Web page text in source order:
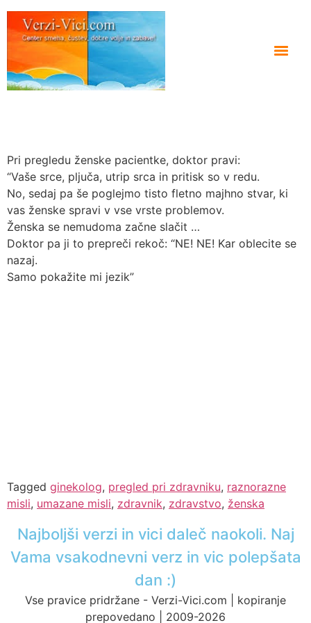
Pri pregledu ženske pacientke, doktor pravi:
“Vaše srce, pljuča, utrip srca in pritisk so v redu.
No, sedaj pa še poglejmo tisto fletno majhno stvar, ki
vas ženske spravi v vse vrste problemov.
Ženska se nemudoma začne slačit …
Doktor pa ji to prepreči rekoč: “NE! NE! Kar oblecite se
nazaj.
Samo pokažite mi jezik”
Tagged ginekolog, pregled pri zdravniku, raznorazne
misli, umazane misli, zdravnik, zdravstvo, ženska
Najboljši verzi in vici daleč naokoli. Naj
Vama vsakodnevni verz in vic polepšata
dan :)
Vse pravice pridržane - Verzi-Vici.com | kopiranje
prepovedano | 2009-2026